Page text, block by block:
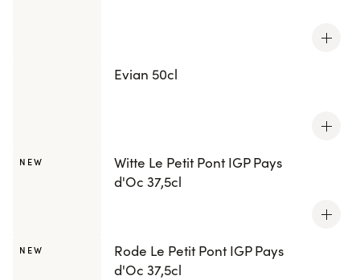
Evian 50cl
NEW
Witte Le Petit Pont IGP Pays
d'Oc 37,5cl
NEW
Rode Le Petit Pont IGP Pays
d'Oc 37,5cl